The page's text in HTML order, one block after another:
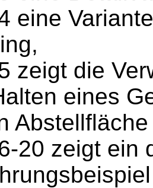
eine
zeigt die
eines
20 zeigt ein